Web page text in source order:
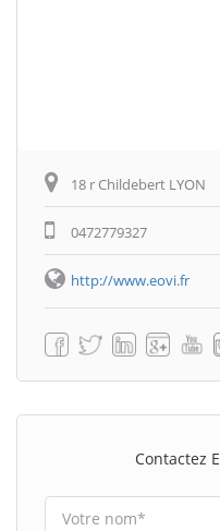
18 r Childebert LYON
0472779327
http://www.eovi.fr
Contactez